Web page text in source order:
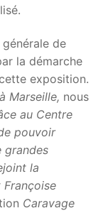
de
la démarche
exposition.
Marseille, nous
au Centre
pouvoir
grandes
la
Caravage